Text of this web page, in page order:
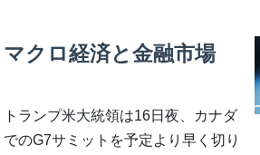
マクロ経済と金融市場
トランプ米大統領は16日夜、カナダ
でのG7サミットを予定より早く切り